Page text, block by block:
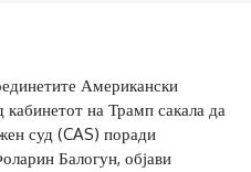
Американски
на Трамп сакала да
суд (CAS) поради
Балогун, објави